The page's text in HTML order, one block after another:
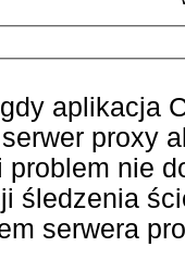
aplikacja
proxy
problem nie
śledzenia
serwera